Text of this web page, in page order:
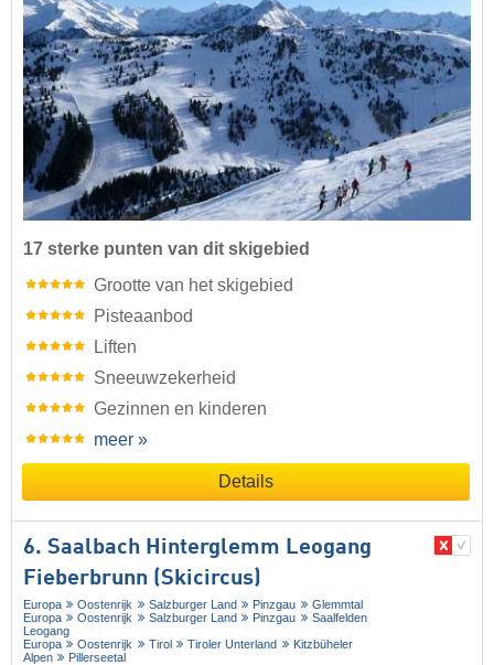
17 sterke punten van dit skigebied
Grootte van het skigebied
Pisteaanbod
Liften
Sneeuwzekerheid
Gezinnen en kinderen
meer »
Details
6. Saalbach Hinterglemm Leogang
Fieberbrunn (Skicircus)
Europa Oostenrijk Salzburger Land Pinzgau
Glemmtal
Europa
Oostenrijk Salzburger Land Pinzgau
Saalfelden
Leogang
Europa
Oostenrijk Tirol Tiroler Unterland
Kitzbüheler
Alpen
Pillerseetal